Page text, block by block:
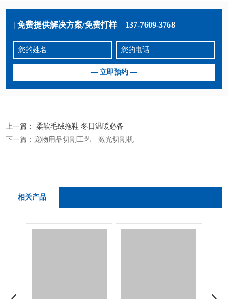
| 免费提供解决方案/免费打样 137-7609-3768
上一篇：柔软毛绒拖鞋 冬日温暖必备
下一篇： 宠物用品切割工艺—激光切割机
相关产品